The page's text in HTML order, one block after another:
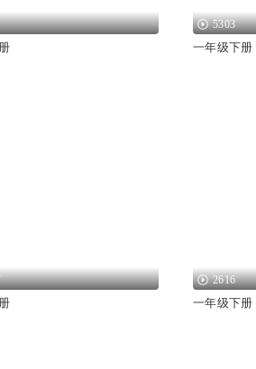
5303
一年级下册
2616
一年级下册